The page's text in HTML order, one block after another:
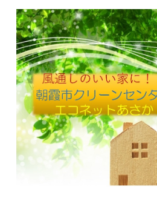
記事検索
き
は！
朝
霞
市
ク
リ
ー
ン
セ
ン